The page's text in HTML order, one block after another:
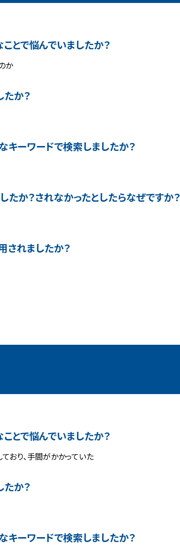
とで悩んでいましたか？
か
か？
キーワードで検索しましたか？
たか？されなかったとしたらなぜですか？
されましたか？
とで悩んでいましたか？
おり、手間がかかっていた
か？
キーワードで検索しましたか？